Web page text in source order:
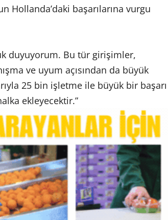
Hollanda’daki başarılarına vurgu
duyuyorum. Bu tür girişimler,
ve uyum açısından da büyük
25 bin işletme ile büyük bir başarı
ekleyecektir.”